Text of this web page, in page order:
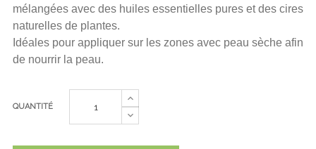
mélangées avec des huiles essentielles pures et des cires
naturelles de plantes.
Idéales pour appliquer sur les zones avec peau sèche afin
de nourrir la peau.
QUANTITÉ